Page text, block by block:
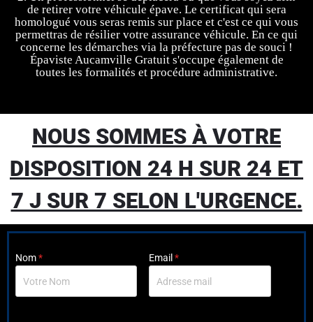
de retirer votre véhicule épave. Le certificat qui sera
homologué vous seras remis sur place et c'est ce qui vous
permettras de résilier votre assurance véhicule. En ce qui
concerne les démarches via la préfecture pas de souci !
Épaviste Aucamville Gratuit s'occupe également de
toutes les formalités et procédure administrative.
NOUS SOMMES À VOTRE
DISPOSITION 24 H SUR 24 ET
7 J SUR 7 SELON L'URGENCE.
Nom* Email *